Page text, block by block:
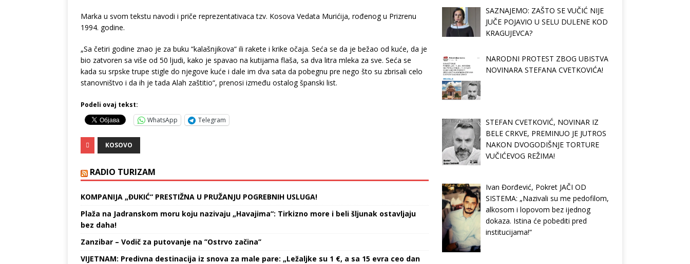
Marka u svom tekstu navodi i priče reprezentativaca tzv. Kosova Vedata Murićija, rođenog u Prizrenu
1994. godine.
„Sa četiri godine znao je za buku “kalašnjikova“ ili rakete i krike očaja. Seća se da je bežao od kuće, da je
bio zatvoren sa više od 50 ljudi, kako je spavao na kutijama flaša, sa dva litra mleka za sve. Seća se
kada su srpske trupe stigle do njegove kuće i dale im dva sata da pobegnu pre nego što su zbrisali celo
stanovništvo i da ih je tada Alah zaštitio“, prenosi između ostalog španski list.
Podeli ovaj tekst:
WhatsApp
Telegram
KOSOVO
RADIO TURIZAM
KOMPANIJA „ĐUKIĆ“ PRESTIŽNA U PRUŽANJU POGREBNIH USLUGA!
Plaža na Jadranskom moru koju nazivaju „Havajima“: Tirkizno more i beli šljunak ostavljaju
bez daha!
Zanzibar – Vodič za putovanje na ’’Ostrvo začina’’
VIJETNAM: Predivna destinacija iz snova za male pare: „Ležaljke su 1 €, a sa 15 evra ceo dan
SAZNAJEMO: ZAŠTO SE VUČIĆ NIJE
JUČE POJAVIO U SELU DULENE KOD
KRAGUJEVCA?
NARODNI PROTEST ZBOG UBISTVA
NOVINARA STEFANA CVETKOVIĆA!
STEFAN CVETKOVIĆ, NOVINAR IZ
BELE CRKVE, PREMINUO JE JUTROS
NAKON DVOGODIŠNJE TORTURE
VUČIĆEVOG REŽIMA!
Ivan Đorđević, Pokret JAČI OD
SISTEMA: „Nazivali su me pedofilom,
alkosom i lopovom bez ijednog
dokaza. Istina će pobediti pred
institucijama!“